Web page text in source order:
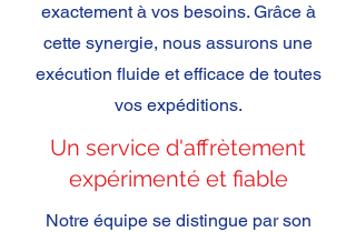
exactement à vos besoins. Grâce à
cette synergie, nous assurons une
exécution fluide et efficace de toutes
vos expéditions.
Un service d'affrètement
expérimenté et fiable
Notre équipe se distingue par son